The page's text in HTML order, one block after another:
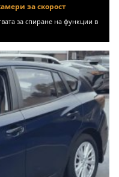
за скорост
за спиране на функции в